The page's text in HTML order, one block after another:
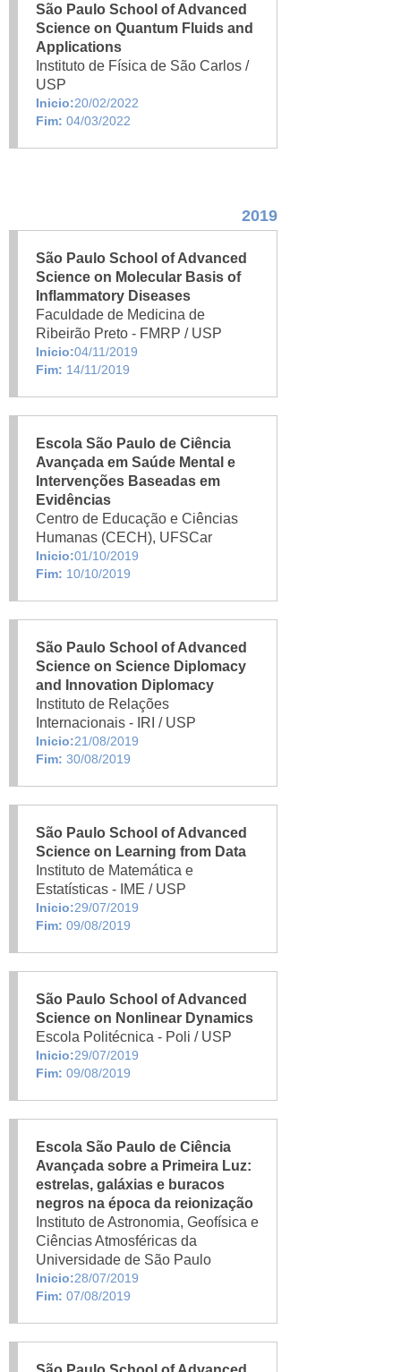
São Paulo School of Advanced
Science on Quantum Fluids and
Applications
Instituto de Física de São Carlos /
USP
Inicio:20/02/2022
Fim: 04/03/2022
2019
São Paulo School of Advanced
Science on Molecular Basis of
Inflammatory Diseases
Faculdade de Medicina de
Ribeirão Preto - FMRP / USP
Inicio:04/11/2019
Fim: 14/11/2019
Escola São Paulo de Ciência
Avançada em Saúde Mental e
Intervenções Baseadas em
Evidências
Centro de Educação e Ciências
Humanas (CECH), UFSCar
Inicio:01/10/2019
Fim: 10/10/2019
São Paulo School of Advanced
Science on Science Diplomacy
and Innovation Diplomacy
Instituto de Relações
Internacionais - IRI / USP
Inicio:21/08/2019
Fim: 30/08/2019
São Paulo School of Advanced
Science on Learning from Data
Instituto de Matemática e
Estatísticas - IME / USP
Inicio:29/07/2019
Fim: 09/08/2019
São Paulo School of Advanced
Science on Nonlinear Dynamics
Escola Politécnica - Poli / USP
Inicio:29/07/2019
Fim: 09/08/2019
Escola São Paulo de Ciência
Avançada sobre a Primeira Luz:
estrelas, galáxias e buracos
negros na época da reionização
Instituto de Astronomia, Geofísica e
Ciências Atmosféricas da
Universidade de São Paulo
Inicio:28/07/2019
Fim: 07/08/2019